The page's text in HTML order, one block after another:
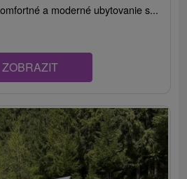
a moderné ubytovanie s...
ZOBRAZIT